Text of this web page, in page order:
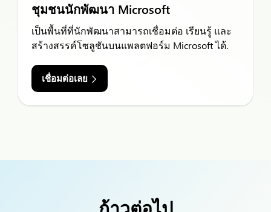
ชุมชนนักพัฒนา Microsoft
เป็นพื้นที่ที่นักพัฒนาสามารถเชื่อมต่อ เรียนรู้ และ
สร้างสรรค์โซลูชันบนแพลตฟอร์ม Microsoft ได้.
เชื่อมต่อเลย